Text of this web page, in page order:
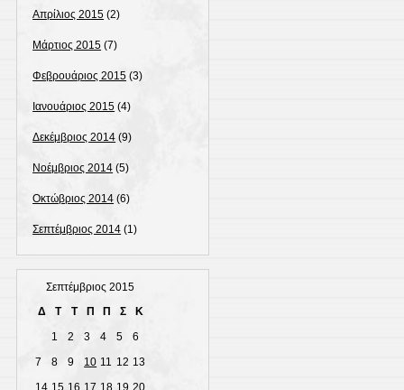
Απρίλιος 2015 (2)
Μάρτιος 2015 (7)
Φεβρουάριος 2015 (3)
Ιανουάριος 2015 (4)
Δεκέμβριος 2014 (9)
Νοέμβριος 2014 (5)
Οκτώβριος 2014 (6)
Σεπτέμβριος 2014 (1)
Σεπτέμβριος 2015
Δ
Τ Τ Π Π Σ
Κ
1
2 3 4 5
6
7
8 9 10 11 12 13
14 15 16 17 18 19 20